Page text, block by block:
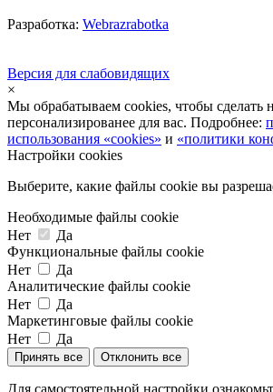
Разработка: Webrazrabotka
Версия для слабовидящих
×
Мы обрабатываем cookies, чтобы сделать
персонализированее для вас. Подробнее:
использования «cookies» и «политики
Настройки cookies
Выберите, какие файлы cookie вы
Необходимые файлы cookie
Нет
Да
Функциональные файлы cookie
Нет
Да
Аналитические файлы cookie
Нет
Да
Маркетинговые файлы cookie
Нет
Да
Принять все Отклонить все
Для самостоятельной настройки